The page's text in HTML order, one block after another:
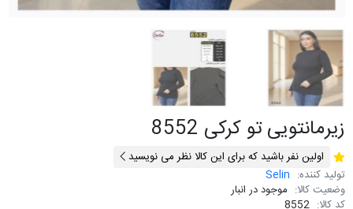
زیرمانتویی تو کرکی 8552
اولین نفر باشید که برای این کالا نظر می نویسید
تولید کننده: Selin
وضعیت کالا: موجود در انبار
کد کالا: 8552